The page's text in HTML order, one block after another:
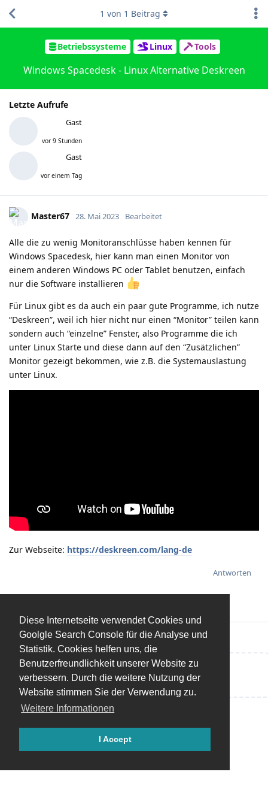
Diese Internetseite verwendet Cookies und
Goolgle Search Console für die Analyse und
Statistik. Cookies helfen uns, die
Benutzerfreundlichkeit unserer Website zu
verbessern. Durch die weitere Nutzung der
Website stimmen Sie der Verwendung zu.
Weitere Informationen
I Accept
Betriebssysteme Linux Tools
Windows Spacedesk - Linux Alternative Deskreen
Letzte Aufrufe
Gast
vor 9 Stunden
Gast
vor einem Tag
1 von 1 Beitrag
Master67 28. Mai 2023 Bearbeitet
Alle die zu wenig Monitoranschlüsse haben kennen für
Windows Spacedesk, hier kann man einen Monitor von
einem anderen Windows PC oder Tablet benutzen, einfach
nur die Software installieren
Für Linux gibt es da auch ein paar gute Programme, ich nutze
“Deskreen”, weil ich hier nicht nur einen “Monitor” teilen kann
sondern auch “einzelne” Fenster, also Programme die ich
unter Linux Starte und diese dann auf den “Zusätzlichen”
Monitor gezeigt bekommen, wie z.B. die Systemauslastung
unter Linux.
Zur Webseite: https://deskreen.com/lang-de
Antworten
Eine Antwort schreiben…